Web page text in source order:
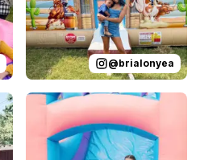
@brialonyea
by jenndesouza Oscar
Reviewed on Instagram by